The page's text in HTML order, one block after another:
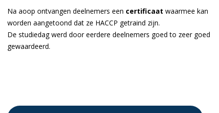
Na afloop ontvangen deelnemers een certificaat waarmee kan
worden aangetoond dat ze HACCP getraind zijn.
De studiedag werd door eerdere deelnemers goed to zeer goed
gewaardeerd.